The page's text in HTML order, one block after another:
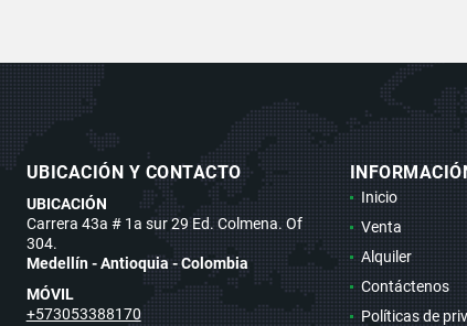
UBICACIÓN Y CONTACTO
UBICACIÓN
Carrera 43a # 1a sur 29 Ed. Colmena. Of
304.
Medellín - Antioquia - Colombia
MÓVIL
+573053388170
Inicio
Venta
Alquiler
Contáctenos
Políticas de